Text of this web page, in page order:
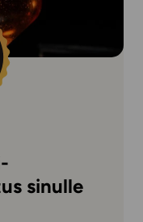
sinulle